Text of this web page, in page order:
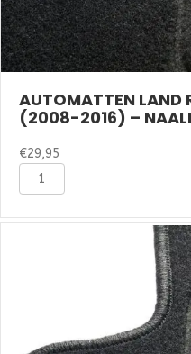
AUTOMATTEN LAND
(2008-2016) –
€29,95
Automatten
Land
Discovery